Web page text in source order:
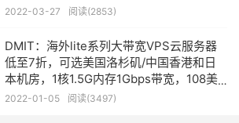
2022-03-27 阅读(2853)
DMIT：海外lite系列大带宽VPS云服务器
低至7折，可选美国洛杉矶/中国香港和日
本机房，1核1.5G内存1Gbps带宽，108美
元/年起
2022-01-05 阅读(3497)